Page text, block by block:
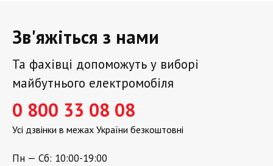
Зв'яжіться з нами
Та фахівці допоможуть у виборі
майбутнього електромобіля
0 800 33 08 08
Усі дзвінки в межах України безкоштовні
Пн — Сб: 10:00-19:00